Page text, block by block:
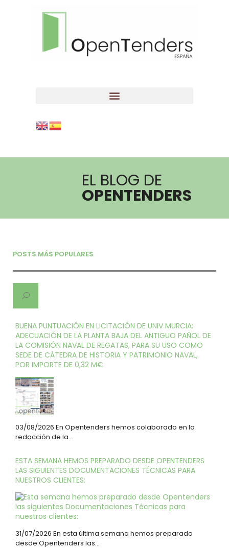
EL BLOG DE
OPENTENDERS
POSTS MÁS POPULARES
BUENA PUNTUACIÓN EN LICITACIÓN DE UNIV MURCIA:
ADECUACIÓN DE LA PLANTA BAJA DEL ANTIGUO PAÑOL DE
LA COMISIÓN NAVAL DE REGATAS, PARA SU USO COMO
SEDE DE CÁTEDRA DE HISTORIA Y PATRIMONIO NAVAL,
POR IMPORTE DE 0,32 M€.
03/08/2026 En Opentenders hemos colaborado en la
redacción de la…
ESTA SEMANA HEMOS PREPARADO DESDE OPENTENDERS
LAS SIGUIENTES DOCUMENTACIONES TÉCNICAS PARA
NUESTROS CLIENTES:
31/07/2026 En esta última semana hemos preparado
desde Opentenders las…